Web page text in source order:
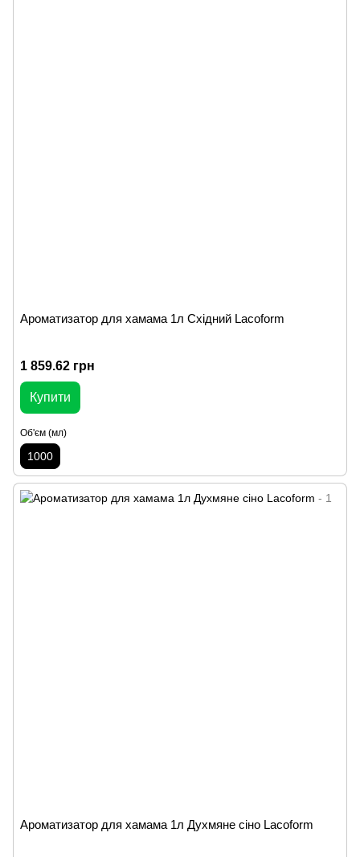
Ароматизатор для хамама 1л Східний Lacoform
1 859.62 грн
Купити
Об'єм (мл)
1000
Ароматизатор для хамама 1л Духмяне сіно Lacoform